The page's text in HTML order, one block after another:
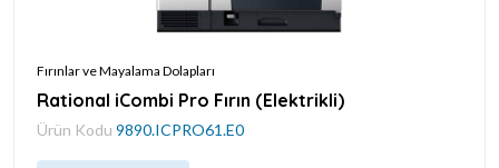
Fırınlar ve Mayalama Dolapları
Rational iCombi Pro Fırın (Elektrikli)
Ürün Kodu 9890.ICPRO61.E0